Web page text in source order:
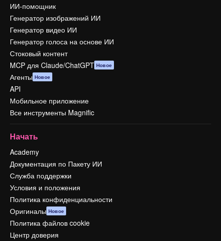
ИИ-помощник
Генератор изображений ИИ
Генератор видео ИИ
Генератор голоса на основе ИИ
Стоковый контент
MCP для Claude/ChatGPT Новое
Агенты Новое
API
Мобильное приложение
Все инструменты Magnific
Начать
Academy
Документация по Пакету ИИ
Служба поддержки
Условия и положения
Политика конфиденциальности
Оригиналы Новое
Политика файлов cookie
Центр доверия